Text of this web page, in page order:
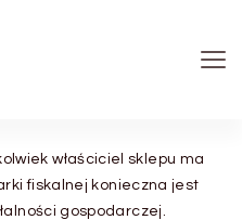
właściciel sklepu ma
fiskalnej konieczna jest
gospodarczej.